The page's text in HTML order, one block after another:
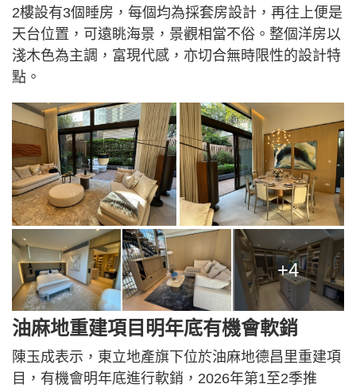
2樓設有3個睡房，每個均為採套房設計，再往上便是
天台位置，可遠眺海景，景觀相當不俗。整個洋房以
淺木色為主調，富現代感，亦切合無時限性的設計特
點。
+4
油麻地重建項目明年底有機會軟銷
陳玉成表示，東立地產旗下位於油麻地德昌里重建項
目，有機會明年底進行軟銷，2026年第1至2季推